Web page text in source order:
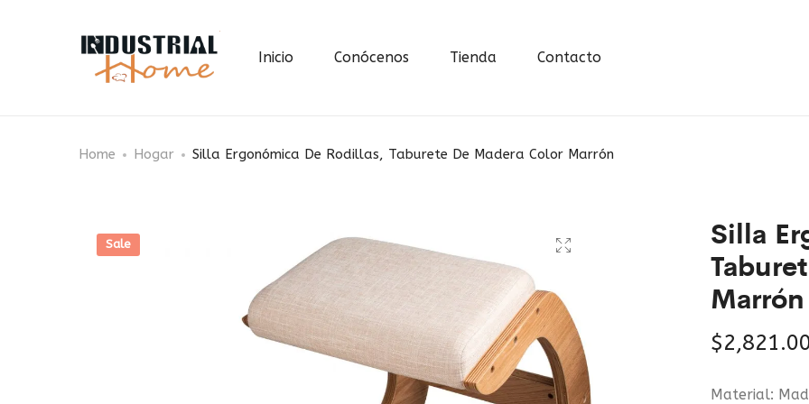
Inicio Conócenos Tienda Contacto
Home Hogar Silla Ergonómica De Rodillas, Taburete De Madera Color Marrón
Sale
Silla
Marrón
$
Material: